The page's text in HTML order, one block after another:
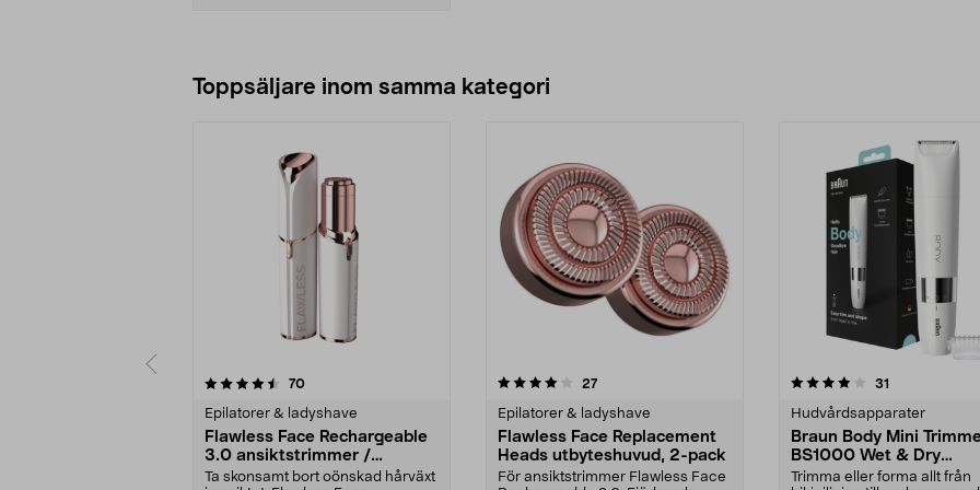
Toppsäljare inom samma kategori
70recensioner
Epilatorer & ladyshave
Flawless Face Rechargeable
3.0 ansiktstrimmer /
hårborttagare, laddbar
Ta skonsamt bort oönskad hårväxt
4.0 av 5 stjärnor 27recensioner
Epilatorer & ladyshave
Flawless Face Replacement
Heads utbyteshuvud, 2-pack
För ansiktstrimmer Flawless Face
4.0 av 5 stjärnor 31
Hudvårdsapparater
Braun Body Mini
BS1000 Wet & Dry
kroppstrimmer
Trimma eller forma allt från
0.0 av 5 stjärnor